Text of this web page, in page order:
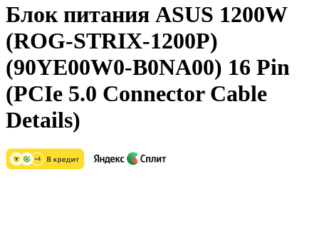
Блок питания ASUS 1200W
(ROG-STRIX-1200P)
(90YE00W0-B0NA00) 16 Pin
(PCIe 5.0 Connector Cable
Details)